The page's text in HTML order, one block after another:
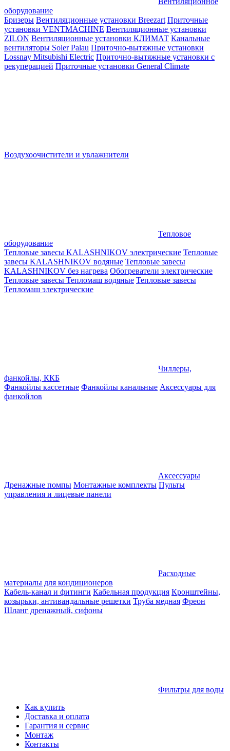
оборудование
Бризеры Вентиляционные установки Breezart Приточные
установки VENTMACHINE Вентиляционные установки
ZILON Вентиляционные установки КЛИМАТ Канальные
вентиляторы Soler Palau Приточно-вытяжные установки
Lossnay Mitsubishi Electric Приточно-вытяжные установки с
рекуперацией Приточные установки General Climate
Воздухоочистители и увлажнители
Тепловое
оборудование
Тепловые завесы KALASHNIKOV электрические Тепловые
завесы KALASHNIKOV водяные Тепловые завесы
KALASHNIKOV без нагрева Обогреватели электрические
Тепловые завесы Тепломаш водяные Тепловые завесы
Тепломаш электрические
Чиллеры,
фанкойлы, ККБ
Фанкойлы кассетные Фанкойлы канальные Аксессуары для
фанкойлов
Аксессуары
Дренажные помпы Монтажные комплекты Пульты
управления и лицевые панели
Расходные
материалы для кондиционеров
Кабель-канал и фитинги Кабельная продукция Кронштейны,
козырьки, антивандальные решетки Труба медная Фреон
Шланг дренажный, сифоны
Фильтры для воды
Как купить
Доставка и оплата
Гарантия и сервис
Монтаж
Контакты